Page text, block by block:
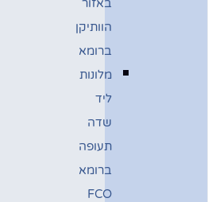
באזור
הוותיקן
ברומא
מלונות
ליד
שדה
תעופה
ברומא
FCO